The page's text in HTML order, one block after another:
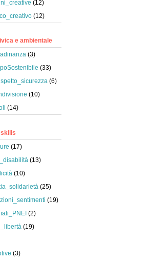
(12)
(12)
e ambientale
(3)
(33)
(6)
(10)
(14)
skills
(17)
(13)
(10)
(25)
(19)
(2)
(19)
(3)